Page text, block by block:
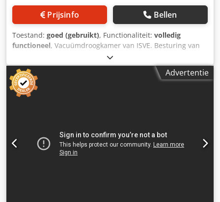
Prijsinfo Bellen
Toestand: goed (gebruikt), Functionaliteit: volledig
functioneel, Vacuümdroogkamer van ISVE. Besturing van
ISVE in 2024 naar de huidige stand gebracht, machine
gecontroleerd. Dodpfsxgdrbex Ah Seck
Advertentie